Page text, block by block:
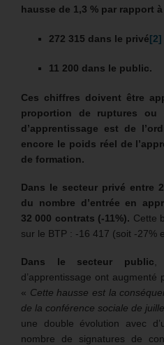
hausse de 1,3 % par rapport à
272 315 dans le privé[2]
11 200 dans le public.
Ces chiffres doivent être
proportion de ruptures ou
d’apprentissage est de
encore le poids réel de
de formation.
Dans le secteur privé entre
du nombre d’entrée en
32 000 contrats (-11%). Cette
sur le BTP : -16 417 (soit -27%
Dans le secteur public
d’apprentissage ont augmenté
« Cette hausse est la
de la conférence sociale de
une double évolution avec
nombre de signatures de